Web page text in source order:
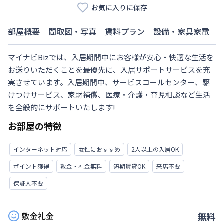
お気に入りに保存
部屋概要 間取図・写真 賃料プラン 設備・家具家電
マイナビBizでは、入居期間中にお客様が安心・快適な生活を
お送りいただくことを最優先に、入居サポートサービスを充
実させています。入居期間中、サービスコールセンター、駆
けつけサービス、家財補償、医療・介護・育児相談など生活
を全般的にサポートいたします!
お部屋の特徴
インターネット対応 女性におすすめ
2人以上の入居OK
ポイント獲得
敷金・礼金無料 短期賃貸OK
来店不要
保証人不要
敷金礼金 無料